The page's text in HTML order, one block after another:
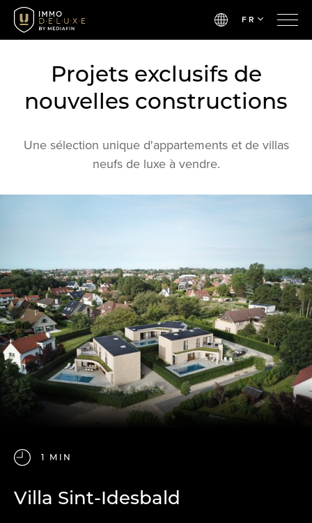
FR
Projets exclusifs de
nouvelles constructions
Une sélection unique d'appartements et de villas
neufs de luxe à vendre.
1 MIN
Villa Sint-Idesbald